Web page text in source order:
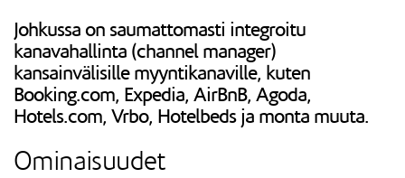
Johkussa on saumattomasti integroitu
kanavahallinta (channel manager)
kansainvälisille myyntikanaville, kuten
Booking.com, Expedia, AirBnB, Agoda,
Hotels.com, Vrbo, Hotelbeds ja monta muuta.
Ominaisuudet